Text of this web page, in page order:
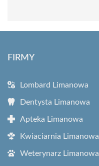
FIRMY
Lombard Limanowa
Dentysta Limanowa
Apteka Limanowa
Kwiaciarnia Limanowa
Weterynarz Limanowa